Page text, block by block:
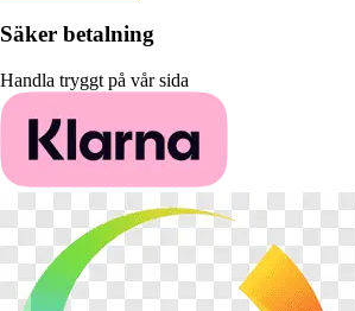
Säker betalning
Handla tryggt på vår sida